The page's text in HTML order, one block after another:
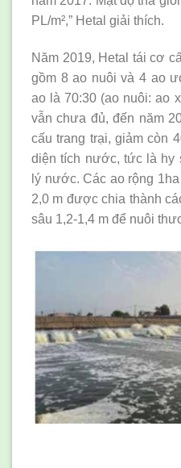
PL/m²,” Hetal giải thích.
Năm 2019, Hetal tái cơ
gồm 8 ao nuôi và 4 ao
ao là 70:30 (ao nuôi: ao
vẫn chưa đủ, đến năm
cấu trang trại, giảm còn
diện tích nước, tức là hy
lý nước. Các ao rộng
2,0 m được chia thành
sâu 1,2-1,4 m để nuôi